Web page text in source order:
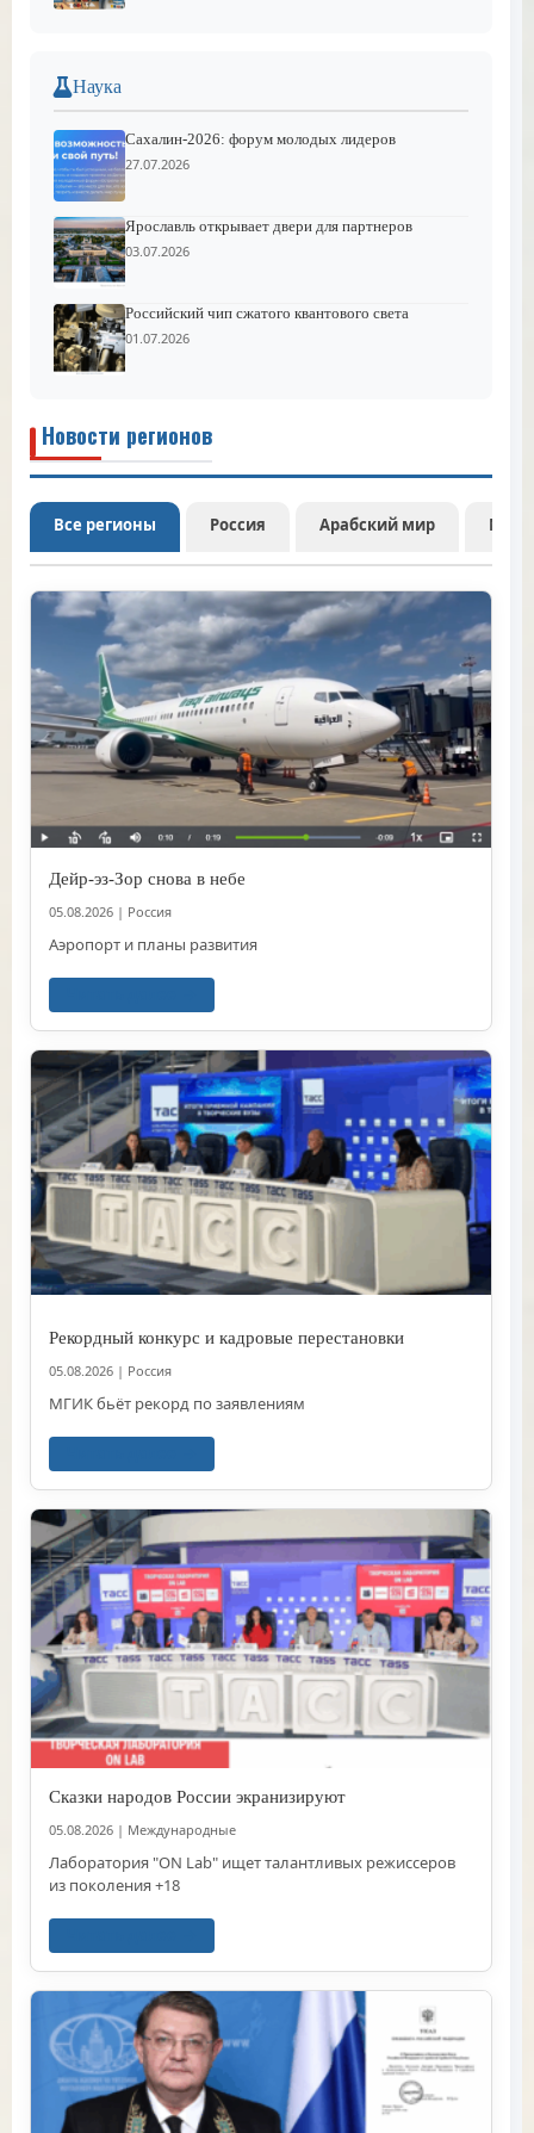
Наука
Сахалин-2026: форум молодых лидеров
27.07.2026
Ярославль открывает двери для партнеров
03.07.2026
Российский чип сжатого квантового света
01.07.2026
Новости регионов
Все регионы Россия Арабский мир
Дейр-эз-Зор снова в небе
05.08.2026 | Россия
Аэропорт и планы развития
Рекордный конкурс и кадровые перестановки
05.08.2026 | Россия
МГИК бьёт рекорд по заявлениям
Сказки народов России экранизируют
05.08.2026 | Международные
Лаборатория "ON Lab" ищет талантливых режиссеров
из поколения +18